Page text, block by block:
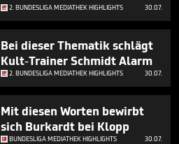
2. BUNDESLIGA MEDIATHEK HIGHLIGHTS 30.07.
Bei dieser Thematik schlägt
Kult-Trainer Schmidt Alarm
2. BUNDESLIGA MEDIATHEK HIGHLIGHTS 30.07.
Mit diesen Worten bewirbt
sich Burkardt bei Klopp
BUNDESLIGA MEDIATHEK HIGHLIGHTS 30.07.